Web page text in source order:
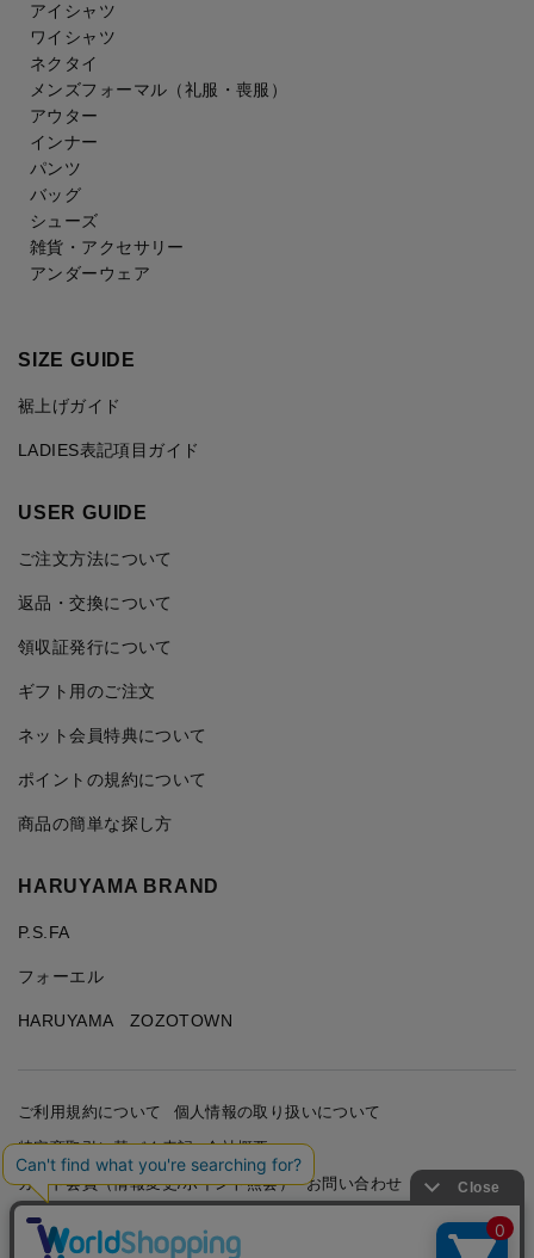
アイシャツ
ワイシャツ
ネクタイ
メンズフォーマル （礼服・喪服）
アウター
インナー
パンツ
バッグ
シューズ
雑貨・アクセサリー
アンダーウェア
SIZE GUIDE
裾上げガイド
LADIES表記項目ガイド
USER GUIDE
ご注文方法について
返品・交換について
領収証発行について
ギフト用のご注文
ネット会員特典について
ポイントの規約について
商品の簡単な探し方
HARUYAMA BRAND
P.S.FA
フォーエル
HARUYAMA ZOZOTOWN
ご利用規約について
個人情報の取り扱いについて
特定商取引に基づく表記
会社概要
カード会員（情報変更/ポイント照会）
お問い合わせ